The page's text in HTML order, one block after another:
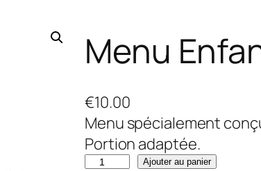
Menu
€10.00
Menu spécialement
Portion adaptée.
q
Ajouter au panier